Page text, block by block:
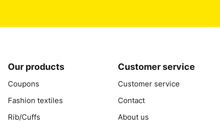
Our products
Coupons
Fashion textiles
Rib/Cuffs
Customer service
Customer service
Contact
About us